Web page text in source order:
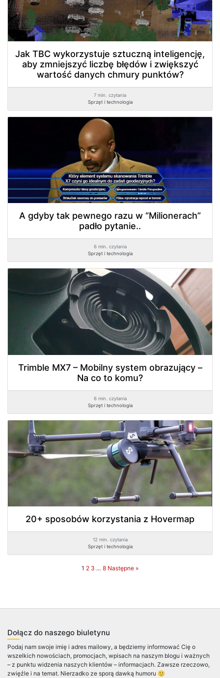
Jak TBC wykorzystuje sztuczną inteligencję,
aby zmniejszyć liczbę błędów i zwiększyć
wartość danych chmury punktów?
7 min. czytania
Sprzęt i technologia
A gdyby tak pewnego razu w “Milionerach”
padło pytanie..
6 min. czytania
Sprzęt i technologia
Trimble MX7 – Mobilny system obrazujący –
Na co to komu?
6 min. czytania
Sprzęt i technologia
20+ sposobów korzystania z Hovermap
12 min. czytania
Sprzęt i technologia
1 2 3 … 8 Następne »
Dołącz do naszego biuletynu
Podaj nam swoje imię i adres mailowy, a będziemy informować Cię o
wszelkich nowościach, promocjach, wpisach na naszym blogu i ważnych
– z punktu widzenia naszych klientów – informacjach. Zawsze rzeczowo,
zwięźle i na temat. Nierzadko ze sporą dawką humoru 🙂